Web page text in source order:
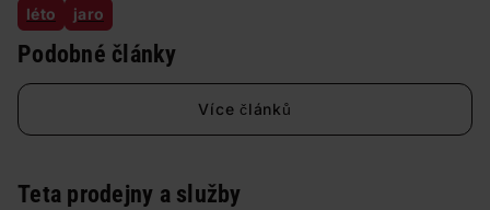
léto jaro
Podobné články
Více článků
Teta prodejny a služby